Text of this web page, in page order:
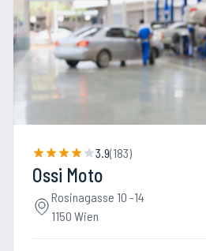
3.9(183)
Ossi Moto
Rosinagasse 10 -14
1150 Wien